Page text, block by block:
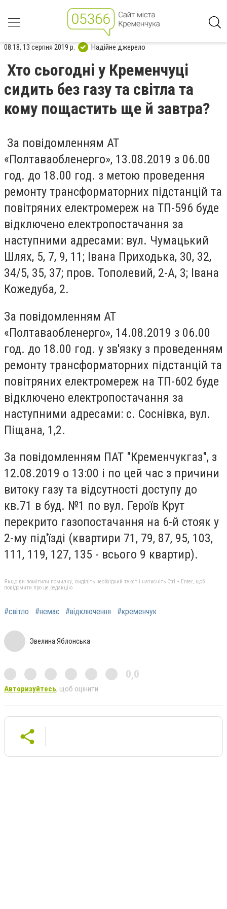
08:18, 13 серпня 2019 р. Надійне джерело
Хто сьогодні у Кременчуці
сидить без газу та світла та
кому пощастить ще й завтра?
За повідомленням АТ
«Полтаваобленерго», 13.08.2019 з 06.00
год. до 18.00 год. з метою проведення
ремонту трансформаторних підстанцій та
повітряних електромереж на ТП-596 буде
відключено електропостачання за
наступними адресами: вул. Чумацький
Шлях, 5, 7, 9, 11; Івана Приходька, 30, 32,
34/5, 35, 37; пров. Тополевий, 2-А, 3; Івана
Кожедуба, 2.
За повідомленням АТ
«Полтаваобленерго», 14.08.2019 з 06.00
год. до 18.00 год. у зв'язку з проведенням
ремонту трансформаторних підстанцій та
повітряних електромереж на ТП-602 буде
відключено електропостачання за
наступними адресами: с. Соснівка, вул.
Піщана, 1,2.
За повідомленням ПАТ "Кременчукгаз", з
12.08.2019 о 13:00 і по цей час з причини
витоку газу та відсутності доступу до
кв.71 в буд. №1 по вул. Героїв Крут
перекрито газопостачання на 6-й стояк у
2-му під'їзді (квартири 71, 79, 87, 95, 103,
111, 119, 127, 135 - всього 9 квартир).
Якщо ви помітили помилку, виділіть необхідний текст і натисніть Ctrl + Enter, щоб
повідомити про це редакцію
#світло #немає #відключення #кременчук
Эвелина Яблонська
0,0
Авторизуйтесь, щоб оцінити